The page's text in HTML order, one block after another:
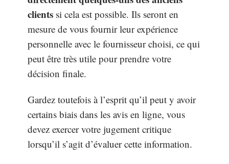
clients si cela est possible. Ils seront en
mesure de vous fournir leur expérience
personnelle avec le fournisseur choisi, ce qui
peut être très utile pour prendre votre
décision finale.
Gardez toutefois à l’esprit qu’il peut y avoir
certains biais dans les avis en ligne, vous
devez exercer votre jugement critique
lorsqu’il s’agit d’évaluer cette information.